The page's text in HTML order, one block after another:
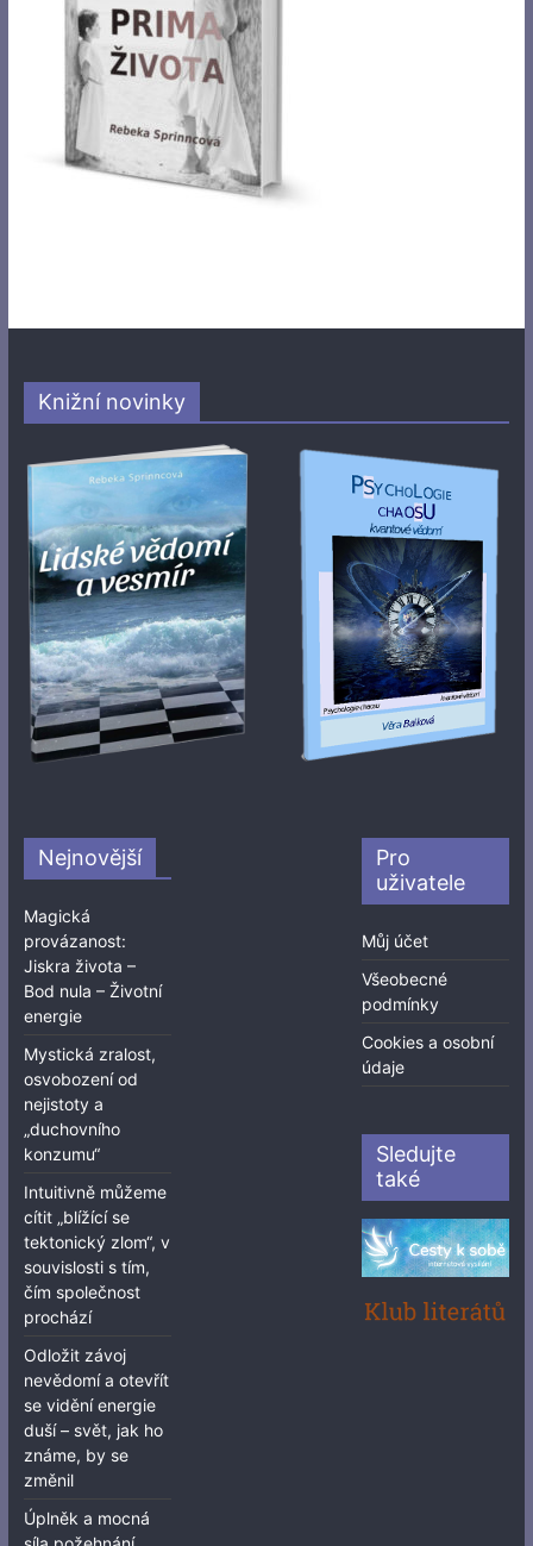
Knižní novinky
Nejnovější
Magická
provázanost:
Jiskra života –
Bod nula – Životní
energie
Mystická zralost,
osvobození od
nejistoty a
„duchovního
konzumu“
Intuitivně můžeme
cítit „blížící se
tektonický zlom“, v
souvislosti s tím,
čím společnost
prochází
Odložit závoj
nevědomí a otevřít
se vidění energie
duší – svět, jak ho
známe, by se
změnil
Úplněk a mocná
Pro
uživatele
Můj účet
Všeobecné
podmínky
Cookies a osobní
údaje
Sledujte
také